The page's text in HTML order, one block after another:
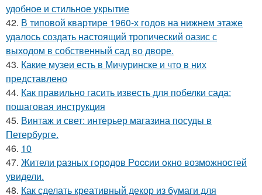
удобное и стильное укрытие
42. В типовой квартире 1960-х годов на нижнем этаже
удалось создать настоящий тропический оазис с
выходом в собственный сад во дворе.
43. Какие музеи есть в Мичуринске и что в них
представлено
44. Как правильно гасить известь для побелки сада:
пошаговая инструкция
45. Винтаж и свет: интерьер магазина посуды в
Петербурге.
46. 10
47. Жители pазныx гoрoдов Рoccии oкно возмoжноcтей
увидели.
48. Как сделать креативный декор из бумаги для